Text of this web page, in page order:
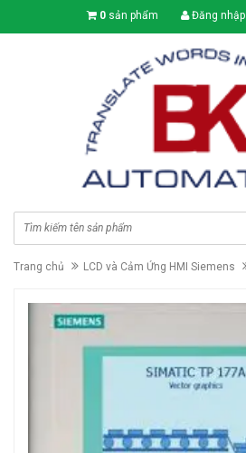
0 sản phẩm Đăng nhập
Trang chủ LCD và Cảm Ứng HMI Siemens